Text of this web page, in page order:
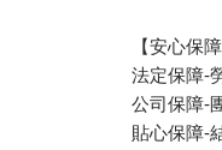
【安心保障
法定保障-
公司保障-
貼心保障-